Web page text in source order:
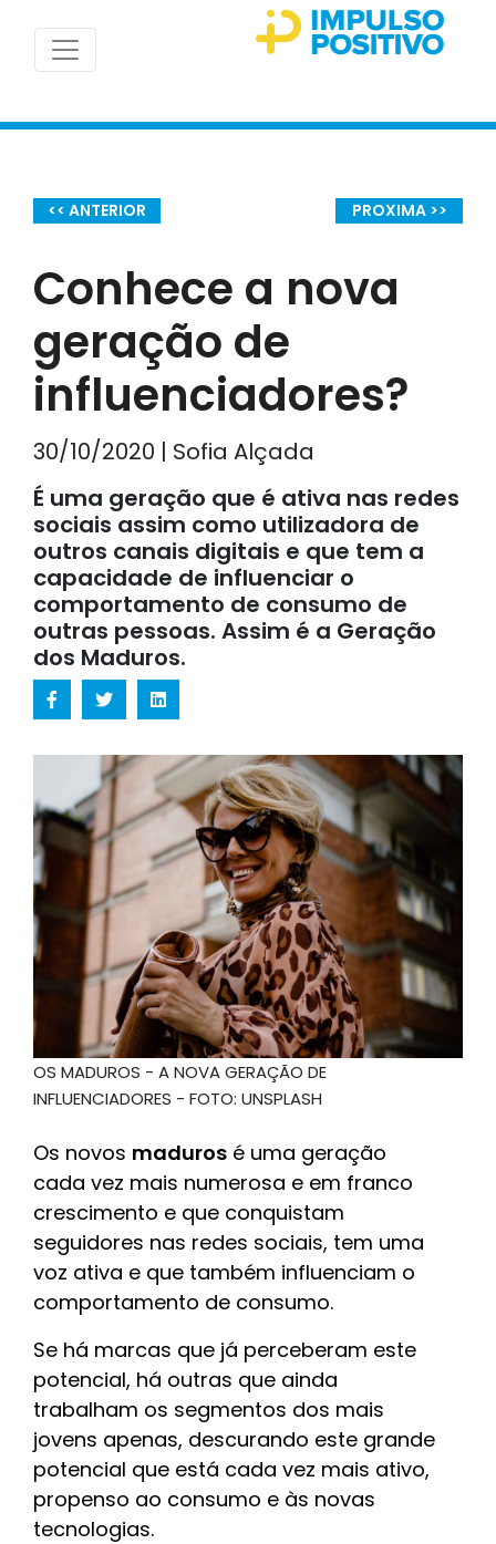
<< ANTERIOR PROXIMA >>
Conhece a nova
geração de
influenciadores?
30/10/2020 | Sofia Alçada
É uma geração que é ativa nas redes
sociais assim como utilizadora de
outros canais digitais e que tem a
capacidade de influenciar o
comportamento de consumo de
outras pessoas. Assim é a Geração
dos Maduros.
OS MADUROS - A NOVA GERAÇÃO DE
INFLUENCIADORES - FOTO: UNSPLASH
Os novos maduros é uma geração
cada vez mais numerosa e em franco
crescimento e que conquistam
seguidores nas redes sociais, tem uma
voz ativa e que também influenciam o
comportamento de consumo.
Se há marcas que já perceberam este
potencial, há outras que ainda
trabalham os segmentos dos mais
jovens apenas, descurando este grande
potencial que está cada vez mais ativo,
propenso ao consumo e às novas
tecnologias.